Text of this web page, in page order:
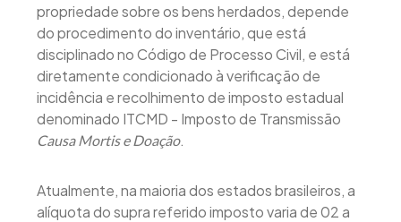
propriedade sobre os bens herdados, depende
do procedimento do inventário, que está
disciplinado no Código de Processo Civil, e está
diretamente condicionado à verificação de
incidência e recolhimento de imposto estadual
denominado ITCMD - Imposto de Transmissão
Causa Mortis e Doação.
Atualmente, na maioria dos estados brasileiros, a
alíquota do supra referido imposto varia de 02 a